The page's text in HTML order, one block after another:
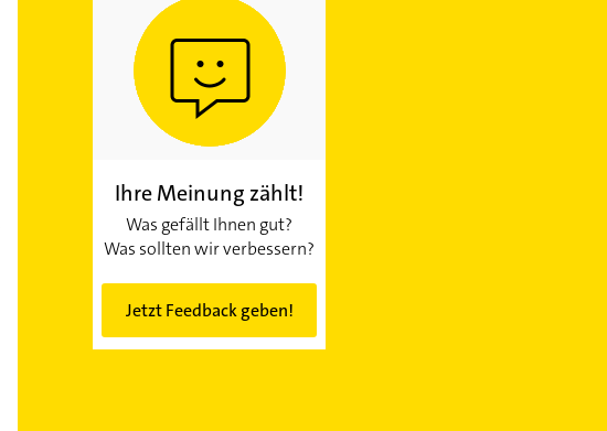
Ihre Meinung zählt!
Was gefällt Ihnen gut?
Was sollten wir verbessern?
Jetzt Feedback geben!